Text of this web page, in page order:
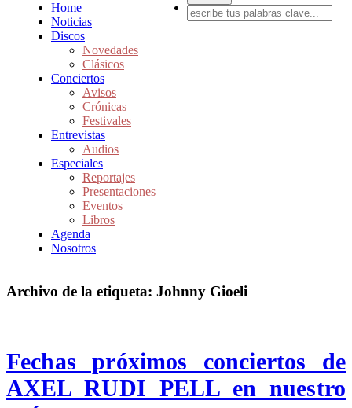
Home
Noticias
Discos
Novedades
Clásicos
Conciertos
Avisos
Crónicas
Festivales
Entrevistas
Audios
Especiales
Reportajes
Presentaciones
Eventos
Libros
Agenda
Nosotros
Archivo de la etiqueta: Johnny Gioeli
Fechas próximos conciertos de
AXEL RUDI PELL en nuestro